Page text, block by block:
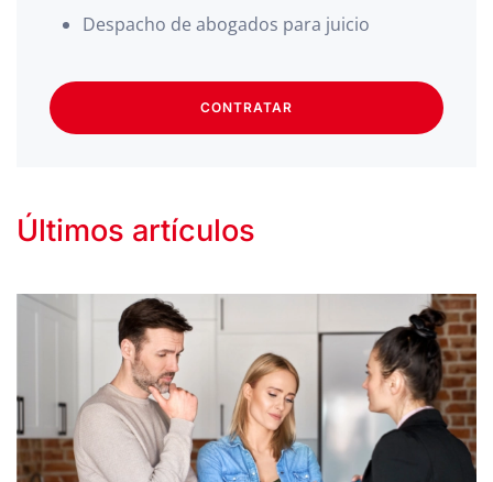
Despacho de abogados para juicio
CONTRATAR
Últimos artículos